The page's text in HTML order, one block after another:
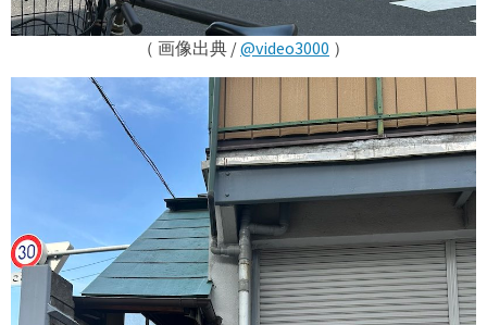
（ 画像出典 /@video3000 ）